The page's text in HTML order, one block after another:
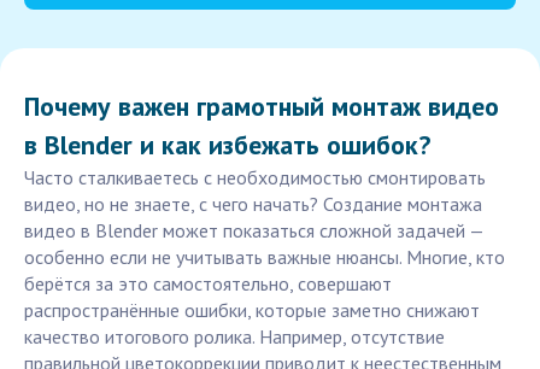
Почему важен грамотный монтаж видео
в Blender и как избежать ошибок?
Часто сталкиваетесь с необходимостью смонтировать
видео, но не знаете, с чего начать? Создание монтажа
видео в Blender может показаться сложной задачей —
особенно если не учитывать важные нюансы. Многие, кто
берётся за это самостоятельно, совершают
распространённые ошибки, которые заметно снижают
качество итогового ролика. Например, отсутствие
правильной цветокоррекции приводит к неестественным